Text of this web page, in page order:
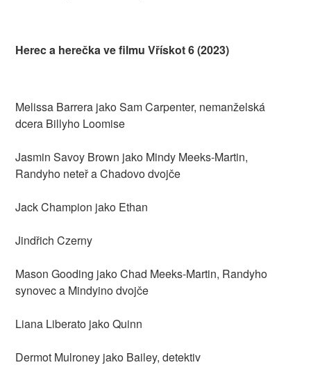
Herec a herečka ve filmu Vřískot 6 (2023)
Melissa Barrera jako Sam Carpenter, nemanželská
dcera Billyho Loomise
Jasmin Savoy Brown jako Mindy Meeks-Martin,
Randyho neteř a Chadovo dvojče
Jack Champion jako Ethan
Jindřich Czerny
Mason Gooding jako Chad Meeks-Martin, Randyho
synovec a Mindyino dvojče
Liana Liberato jako Quinn
Dermot Mulroney jako Bailey, detektiv